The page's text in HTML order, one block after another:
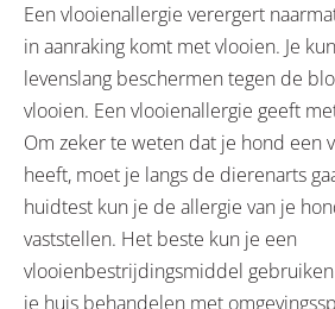
Een vlooienallergie verergert
in aanraking komt met vlooien. Je
levenslang beschermen tegen de
vlooien. Een vlooienallergie geeft
Om zeker te weten dat je hond een
heeft, moet je langs de dierenarts
huidtest kun je de allergie van je
vaststellen. Het beste kun je een
vlooienbestrijdingsmiddel
je huis behandelen met